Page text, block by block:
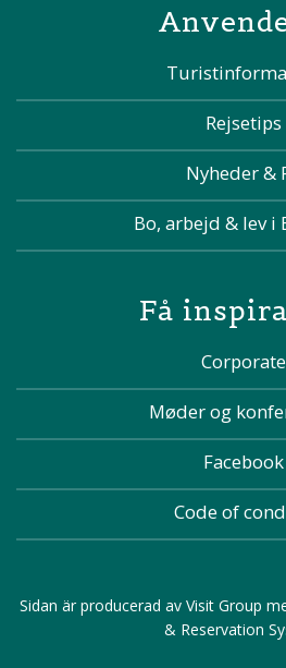
Rejsetips
Nyheder &
Bo, arbejd & lev i
Få
Corporate
Møder og
Facebook
Code of
Sidan är producerad av Visit Group
& Reservation